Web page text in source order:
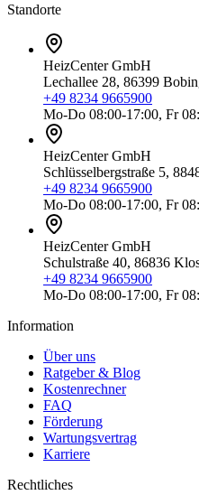
Standorte
HeizCenter GmbH
Lechallee 28, 86399
+49 8234 9665900
Mo-Do 08:00-17:00, Fr
HeizCenter GmbH
Schlüsselbergstraße 5,
+49 8234 9665900
Mo-Do 08:00-17:00, Fr
HeizCenter GmbH
Schulstraße 40, 86836
+49 8234 9665900
Mo-Do 08:00-17:00, Fr
Information
Über uns
Ratgeber & Blog
Kostenrechner
FAQ
Förderung
Wartungsvertrag
Karriere
Rechtliches